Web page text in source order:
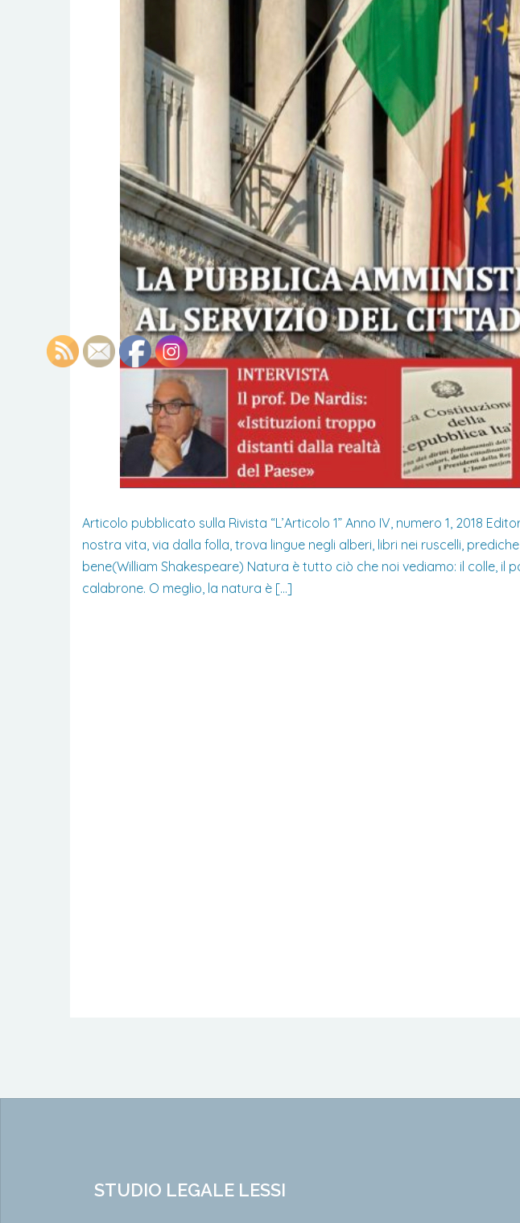
Articolo pubblicato sulla Rivista “L’Articolo 1” Anno IV, numero 1, 2018
nostra vita, via dalla folla, trova lingue negli alberi, libri nei ruscelli,
bene(William Shakespeare) Natura è tutto ciò che noi vediamo: il colle, il
calabrone. O meglio, la natura è […]
STUDIO LEGALE LESSI